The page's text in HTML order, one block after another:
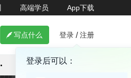
高端学员 App下载
 写点什么 登录 / 注册
登录后可以：